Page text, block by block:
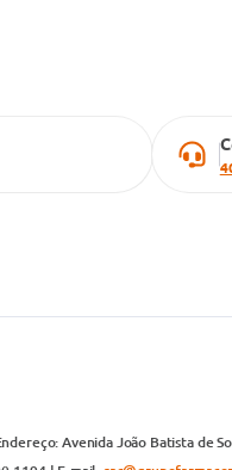
Avenida João Batista de